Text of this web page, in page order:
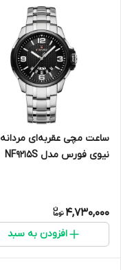
ساعت مچی عقربه‌ای مردانه
نیوی فورس مدل NF9215S
4,730,000
افزودن به سبد